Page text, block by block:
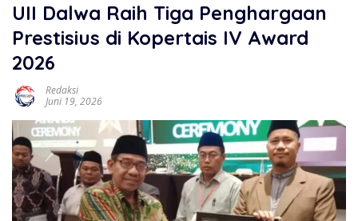
UII Dalwa Raih Tiga Penghargaan
Prestisius di Kopertais IV Award
2026
Redaksi
Juni 19, 2026